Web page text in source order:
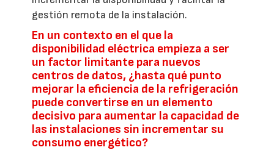
gestión remota de la instalación.
En un contexto en el que la
disponibilidad eléctrica empieza a ser
un factor limitante para nuevos
centros de datos, ¿hasta qué punto
mejorar la eficiencia de la refrigeración
puede convertirse en un elemento
decisivo para aumentar la capacidad de
las instalaciones sin incrementar su
consumo energético?